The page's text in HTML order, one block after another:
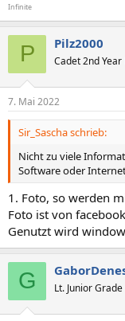
Infinite
P Pilz2000
Cadet 2nd Year
7. Mai 2022
Sir_Sascha schrieb:
Nicht zu viele
Software oder
1. Foto, so werden
Foto ist von
Genutzt wird
G Lt. Junior Grade